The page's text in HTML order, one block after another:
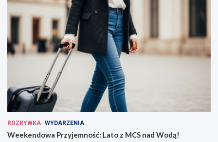
ROZRYWKA WYDARZENIA
Weekendowa Przyjemność: Lato z MCS nad Wodą!